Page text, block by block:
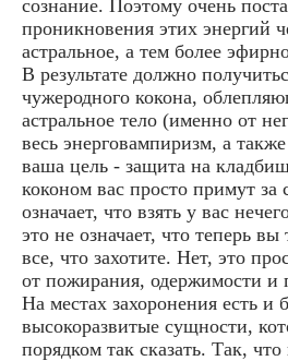
сознание. Поэтому очень
проникновения этих энергий
астральное, а тем более
В результате должно
чужеродного кокона,
астральное тело (именно от
весь энерговампиризм, а
ваша цель - защита на
коконом вас просто примут за
означает, что взять у вас
это не означает, что теперь
все, что захотите. Нет, это
от пожирания, одержимости и
На местах захоронения есть и
высокоразвитые сущности,
порядком так сказать. Так,